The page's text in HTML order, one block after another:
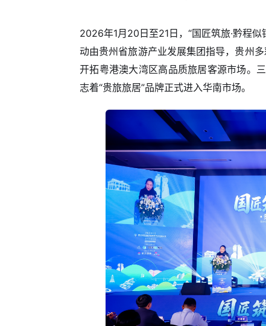
2026年1月20日至21日，“国匠筑旅·黔程
动由贵州省旅游产业发展集团指导，贵州
开拓粤港澳大湾区高品质旅居客源市场。
志着“贵旅旅居”品牌正式进入华南市场。